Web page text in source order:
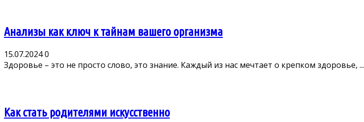
Анализы как ключ к тайнам вашего организма
15.07.20240
Здоровье – это не просто слово, это знание. Каждый из нас мечтает о крепком здоровье, ...
Как стать родителями искусственно